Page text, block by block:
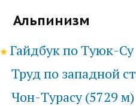
Альпинизм
Гайдбук по Туюк-Су
Труд по западной
Чон-Турасу (5729 м)